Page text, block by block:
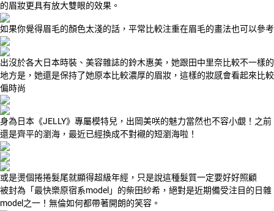
的眉妝更具有放大雙眼的效果。
如果你覺得眉毛的顏色太淺的話，平常比較注重在眉毛的畫法也可以參考
出沒於各大日本時裝、美容雜誌的鈴木惠美，她跟田中里奈比較不一樣的
地方是，她還是保持了她原本比較濃厚的眉妝，這樣的妝感會看起來比較
偏時尚
身為日本《JELLY》專屬模特兒，出岡美咲的魅力當然也不容小覷！之前
還是齊平的瀏海，最近已經換成不對襯的短瀏海啦！
或是燙個捲捲髮尾就顯得超級年經，只是說這種髮質一定要好好照顧
被封為「最快樂原宿系model」的柴田紗希，絕對是近期備受注目的日雜
model之一！無倫如何都帶著開朗的笑容。